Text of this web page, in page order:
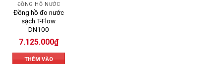
ĐỒNG HỒ NƯỚC
Đồng hồ đo nước
sạch T-Flow
DN100
7.125.000₫
THÊM VÀO